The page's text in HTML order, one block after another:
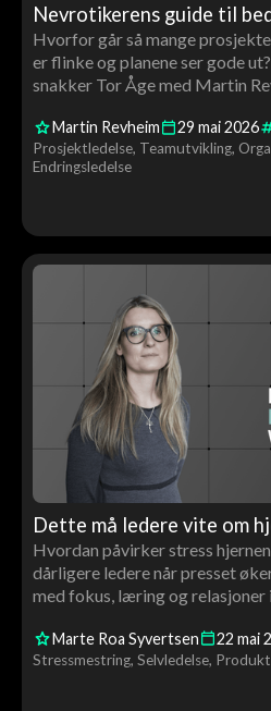
Nevrotikerens guide til
Hvorfor går så mange
er flinke og planene ser gode
snakker Tor Åge med Martin
prosjektledelse handler minst
som om systemer.
Martin Revheim 29 mai2026
Prosjektledelse Teamutvikling
Endringsledelse
Dette må ledere vite om
Hvordan påvirker stress
dårligere ledere når presset
med fokus, læring og relasjoner
Tor Åge nevrolog og
til en samtale om hjernen,
Marte Roa Syvertsen 22 mai
Stressmestring Selvledelse